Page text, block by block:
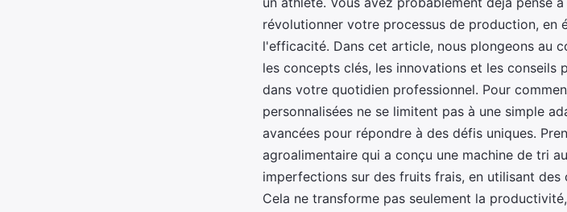
révolutionner votre processus de production, en
l'efficacité. Dans cet article, nous plongeons au
les concepts clés, les innovations et les
dans votre quotidien professionnel. Pour
personnalisées ne se limitent pas à une simple
avancées pour répondre à des défis uniques.
agroalimentaire qui a conçu une machine de tri
imperfections sur des fruits frais, en utilisant des
Cela ne transforme pas seulement la